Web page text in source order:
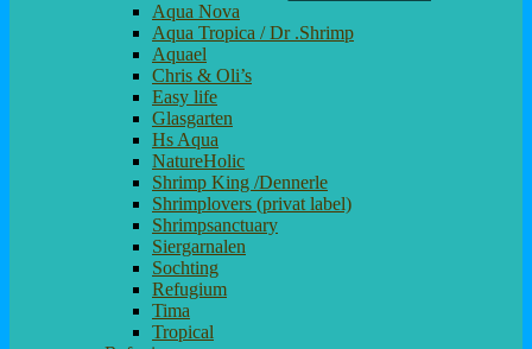
Aqua Nova
Aqua Tropica / Dr .Shrimp
Aquael
Chris & Oli’s
Easy life
Glasgarten
Hs Aqua
NatureHolic
Shrimp King /Dennerle
Shrimplovers (privat label)
Shrimpsanctuary
Siergarnalen
Sochting
Refugium
Tima
Tropical